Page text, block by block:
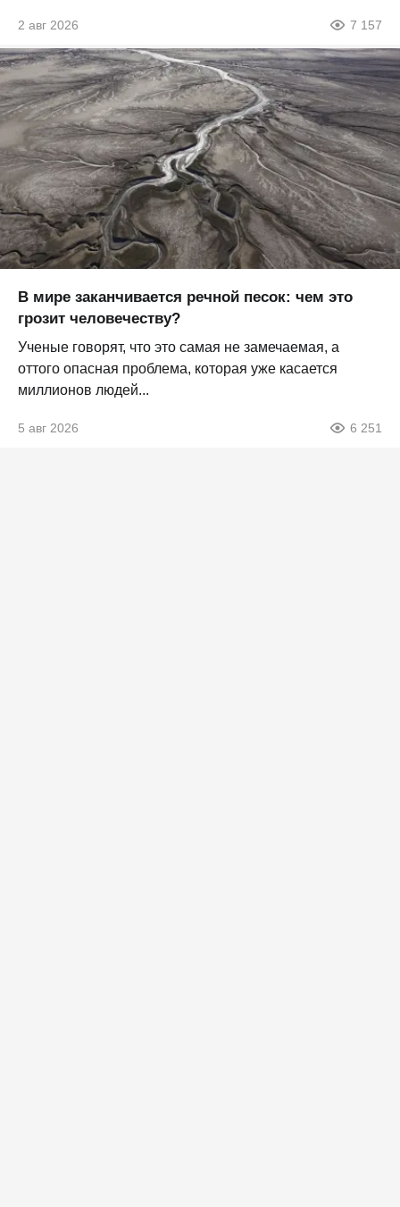
2 авг 2026 7 157
В мире заканчивается речной песок: чем это
грозит человечеству?
Ученые говорят, что это самая не замечаемая, а
оттого опасная проблема, которая уже касается
миллионов людей...
5 авг 2026 6 251